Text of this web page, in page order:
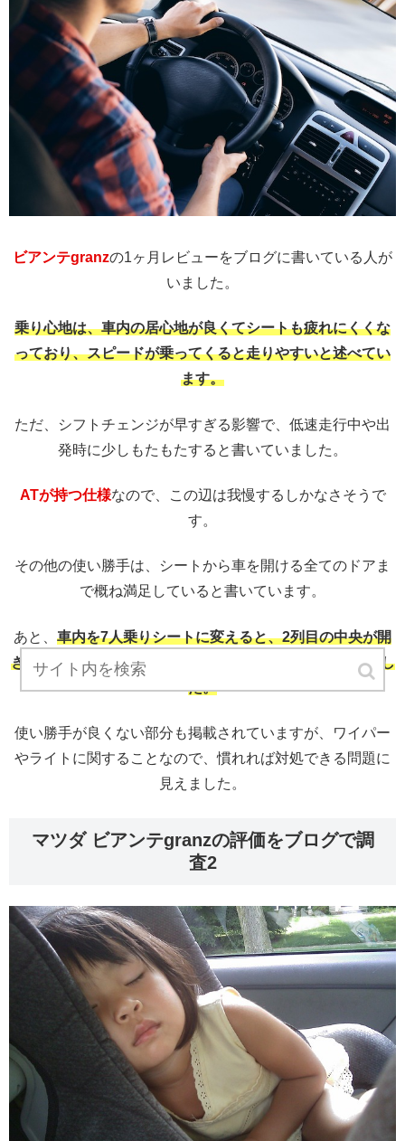
ビアンテgranzの1ヶ月レビューをブログに書いている人が
いました。
乗り心地は、車内の居心地が良くてシートも疲れにくくな
っており、スピードが乗ってくると走りやすいと述べてい
ます。
ただ、シフトチェンジが早すぎる影響で、低速走行中や出
発時に少しもたもたすると書いていました。
ATが持つ仕様なので、この辺は我慢するしかなさそうで
す。
その他の使い勝手は、シートから車を開ける全てのドアま
で概ね満足していると書いています。
あと、 車内を7人乗りシートに変えると、2列目の中央が開
き3列目に行けるシステムが気に入っていると述べていまし
た。
使い勝手が良くない部分も掲載されていますが、ワイパー
やライトに関することなので、慣れれば対処できる問題に
見えました。
マツダ ビアンテgranzの評価をブログで調
査2